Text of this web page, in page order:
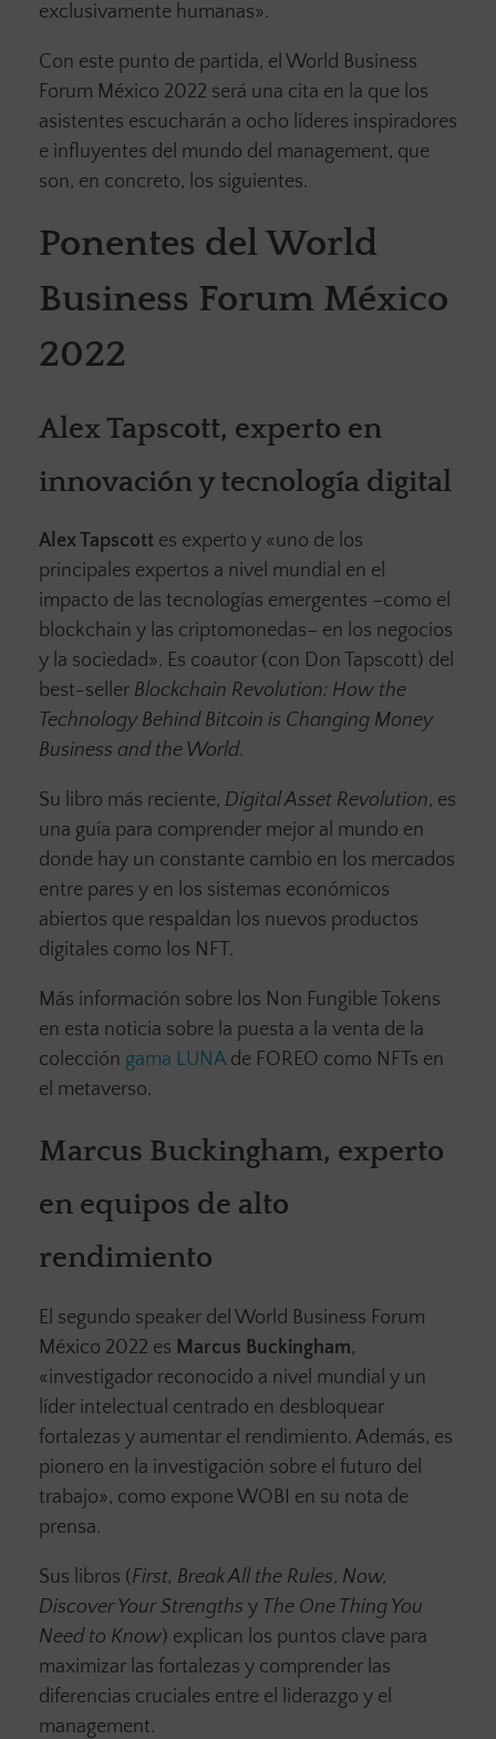
exclusivamente humanas».
Con este punto de partida, el World Business
Forum México 2022 será una cita en la que los
asistentes escucharán a ocho líderes inspiradores
e influyentes del mundo del management, que
son, en concreto, los siguientes.
Ponentes del World
Business Forum México
2022
Alex Tapscott, experto en
innovación y tecnología digital
Alex Tapscott es experto y «uno de los
principales expertos a nivel mundial en el
impacto de las tecnologías emergentes –como el
blockchain y las criptomonedas– en los negocios
y la sociedad». Es coautor (con Don Tapscott) del
best-seller Blockchain Revolution: How the
Technology Behind Bitcoin is Changing Money
Business and the World.
Su libro más reciente, Digital Asset Revolution, es
una guía para comprender mejor al mundo en
donde hay un constante cambio en los mercados
entre pares y en los sistemas económicos
abiertos que respaldan los nuevos productos
digitales como los NFT.
Más información sobre los Non Fungible Tokens
en esta noticia sobre la puesta a la venta de la
colección gama LUNAde FOREO como NFTs en
el metaverso.
Marcus Buckingham, experto
en equipos de alto
rendimiento
El segundo speaker del World Business Forum
México 2022 es Marcus Buckingham,
«investigador reconocido a nivel mundial y un
líder intelectual centrado en desbloquear
fortalezas y aumentar el rendimiento. Además, es
pionero en la investigación sobre el futuro del
trabajo», como expone WOBI en su nota de
prensa.
Sus libros (First, Break All the Rules, Now,
Discover Your Strengths y The One Thing You
Need to Know) explican los puntos clave para
maximizar las fortalezas y comprender las
diferencias cruciales entre el liderazgo y el
management.